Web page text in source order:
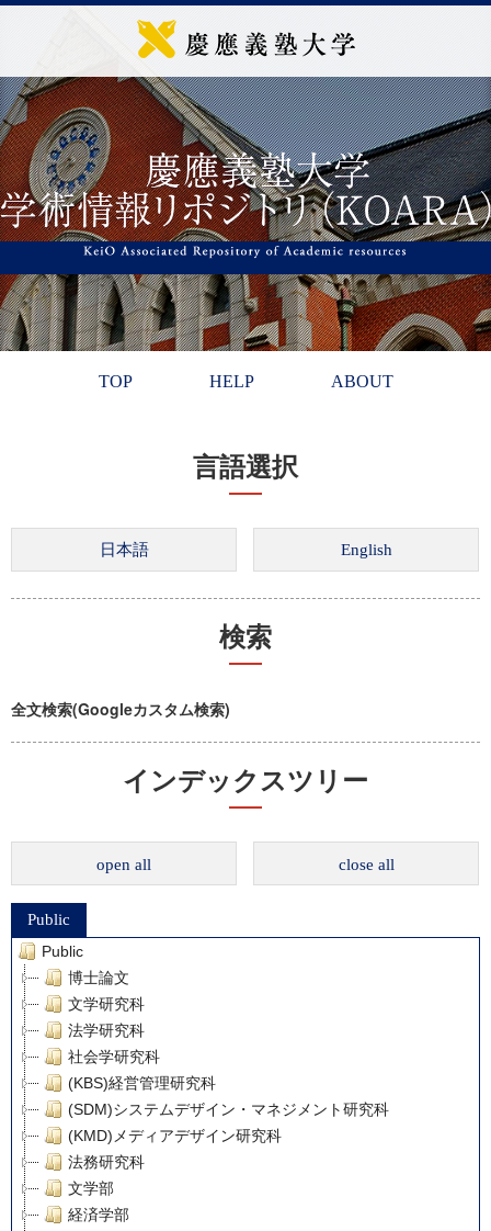
TOP HELP ABOUT
言語選択
検索
全文検索(Googleカスタム検索)
インデックスツリー
open all close all
Public
Public
博士論文
文学研究科
法学研究科
社会学研究科
(KBS)経営管理研究科
(SDM)システムデザイン・マネジメント研究科
(KMD)メディアデザイン研究科
法務研究科
文学部
経済学部